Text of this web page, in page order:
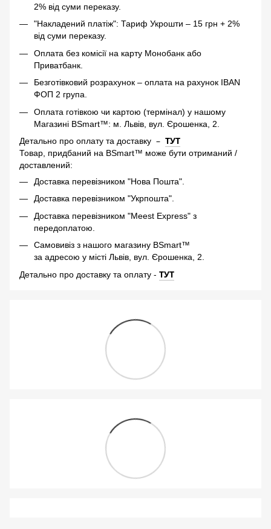
2% від суми переказу.
"Накладений платіж": Тариф Укрошти – 15 грн + 2%
від суми переказу.
Оплата без комісії на карту Монобанк або
Приватбанк.
Безготівковий розрахунок – оплата на рахунок IBAN
ФОП 2 група.
Оплата готівкою чи картою (термінал) у нашому
Магазині BSmart™: м. Львів, вул. Єрошенка, 2.
Детально про оплату та доставку – ТУТ
Товар, придбаний на BSmart™ може бути отриманий /
доставлений:
Доставка перевізником "Нова Пошта".
Доставка перевізником "Укрпошта".
Доставка перевізником "Meest Express" з
передоплатою.
Самовивіз з нашого магазину BSmart™
за адресою у місті Львів, вул. Єрошенка, 2.
Детально про доставку та оплату - ТУТ